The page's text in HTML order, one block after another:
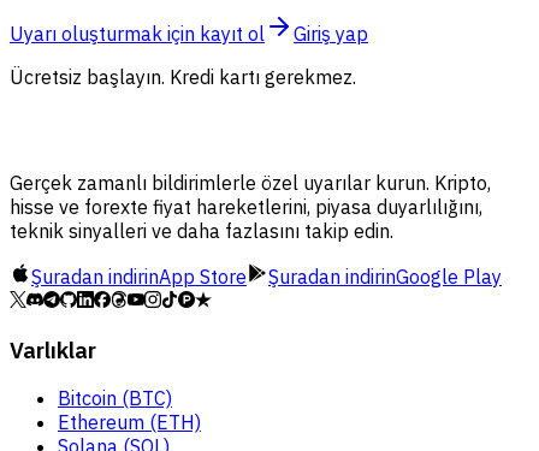
Uyarı oluşturmak için kayıt ol
Giriş yap
Ücretsiz başlayın. Kredi kartı gerekmez.
Gerçek zamanlı bildirimlerle özel uyarılar kurun. Kripto,
hisse ve forexte fiyat hareketlerini, piyasa duyarlılığını,
teknik sinyalleri ve daha fazlasını takip edin.
Şuradan indirinApp Store Şuradan indirinGoogle Play
Varlıklar
Bitcoin (BTC)
Ethereum (ETH)